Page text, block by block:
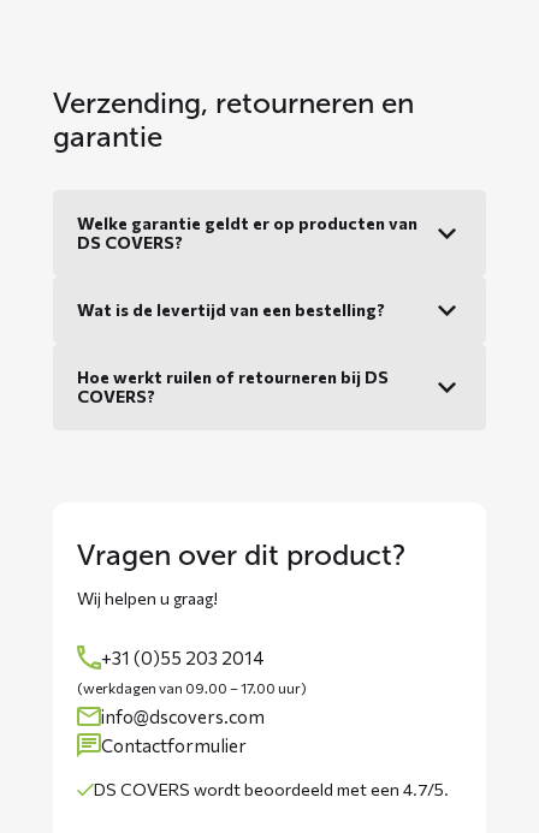
Verzending, retourneren en
garantie
Welke garantie geldt er op producten van
DS COVERS?
Wat is de levertijd van een bestelling?
Hoe werkt ruilen of retourneren bij DS
COVERS?
Vragen over dit product?
Wij helpen u graag!
+31 (0)55 203 2014
(werkdagen van 09.00 – 17.00 uur)
info@dscovers.com
Contactformulier
DS COVERS wordtbeoordeeld met een 4.7/5.